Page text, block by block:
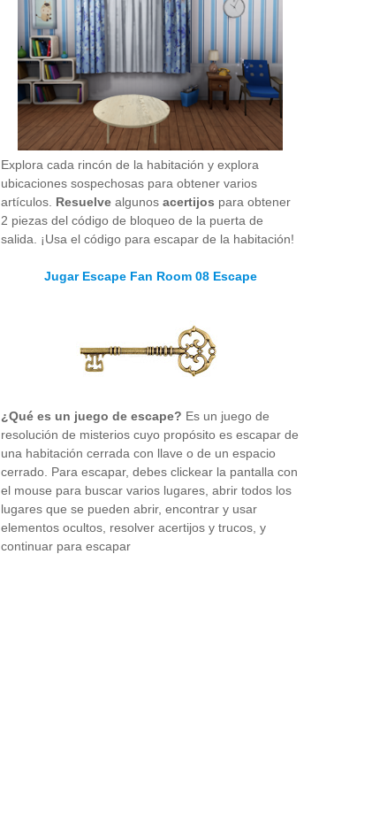
Explora cada rincón de la habitación y explora
ubicaciones sospechosas para obtener varios
artículos. Resuelve algunos acertijos para obtener
2 piezas del código de bloqueo de la puerta de
salida. ¡Usa el código para escapar de la habitación!
Jugar Escape Fan Room 08 Escape
¿Qué es un juego de escape? Es un juego de
resolución de misterios cuyo propósito es escapar de
una habitación cerrada con llave o de un espacio
cerrado. Para escapar, debes clickear la pantalla con
el mouse para buscar varios lugares, abrir todos los
lugares que se pueden abrir, encontrar y usar
elementos ocultos, resolver acertijos y trucos, y
continuar para escapar